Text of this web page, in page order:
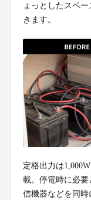
ょっとしたスペ
きます。
定格出力は
載。停電時に必要
信機器などを同